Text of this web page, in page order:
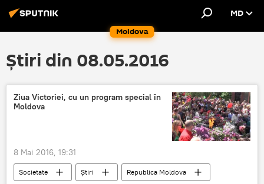
Moldova
MD
Știri din 08.05.2016
Ziua Victoriei, cu un program special în
Moldova
8 Mai 2016, 19:31
Societate Știri
Republica Moldova